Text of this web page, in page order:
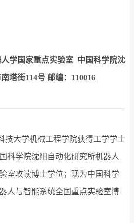
学国家重点实验室 中国科学院沈
塔街114号 邮编：110016
大学机械工程学院获得工学学士
科学院沈阳自动化研究所机器人
室攻读博士学位；现为中国科学
人与智能系统全国重点实验室博